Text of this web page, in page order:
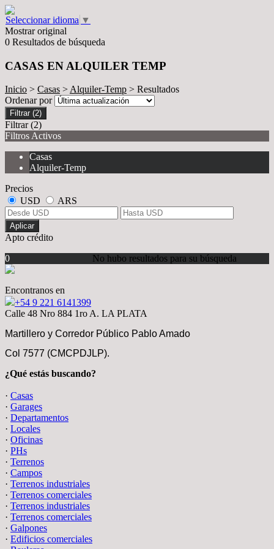
Seleccionar idioma ▼
Mostrar original
0 Resultados de búsqueda
CASAS EN ALQUILER TEMP
Inicio > Casas >Alquiler-Temp > Resultados
Ordenar por
Filtrar (2)
Filtrar (2)
Filtros Activos
Casas
Alquiler-Temp
Precios
USD
ARS
Aplicar
Apto crédito
No hubo resultados para su búsqueda
0
Encontranos en
+54 9 221 6141399
Calle 48 Nro 884 1ro A. LA PLATA
Martillero y Corredor Público Pablo Amado
Col 7577 (CMCPDJLP).
¿Qué estás buscando?
· Casas
· Garages
· Departamentos
· Locales
· Oficinas
· PHs
· Terrenos
· Campos
· Terrenos industriales
· Terrenos comerciales
· Terrenos industriales
· Terrenos comerciales
· Galpones
· Edificios comerciales